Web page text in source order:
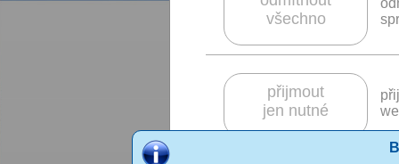
všechno
přijmout
jen nutné